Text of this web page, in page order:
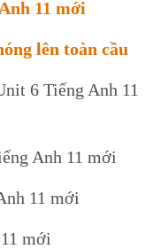
11 mới
lên toàn cầu
6 Tiếng Anh 11
Anh 11 mới
11 mới
mới